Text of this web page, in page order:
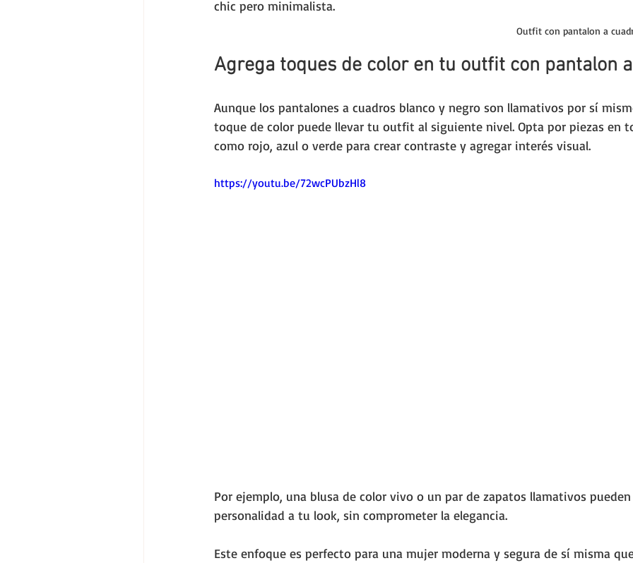
Outfit con pantalon a
chic pero minimalista.
Agrega toques de color en tu outfit con pantalon
Aunque los pantalones a cuadros blanco y negro son llamativos por sí
toque de color puede llevar tu outfit al siguiente nivel. Opta por piezas en
como rojo, azul o verde para crear contraste y agregar interés visual.
https://youtu.be/72wcPUbzHl8
Por ejemplo, una blusa de color vivo o un par de zapatos llamativos
personalidad a tu look, sin comprometer la elegancia.
Este enfoque es perfecto para una mujer moderna y segura de sí misma